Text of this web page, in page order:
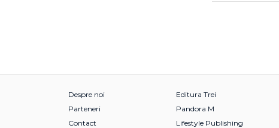
Despre noi
Parteneri
Contact
Editura Trei
Pandora M
Lifestyle Publishing